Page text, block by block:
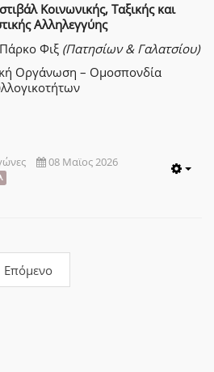
Κοινωνικής, Ταξικής και
Αλληλεγγύης
Φιξ (Πατησίων & Γαλατσίου)
Οργάνωση – Ομοσπονδία
08 Μαϊος 2026
Επόμενο